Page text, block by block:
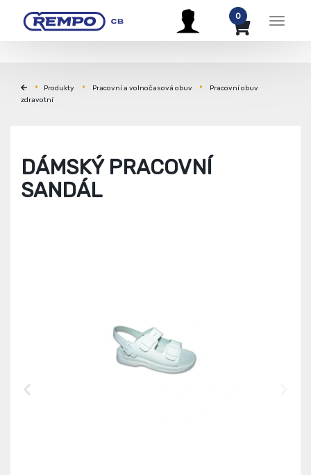
Menu
0
Produkty Pracovní a volnočasová obuv
Pracovní obuv
zdravotní
DÁMSKÝ PRACOVNÍ
SANDÁL